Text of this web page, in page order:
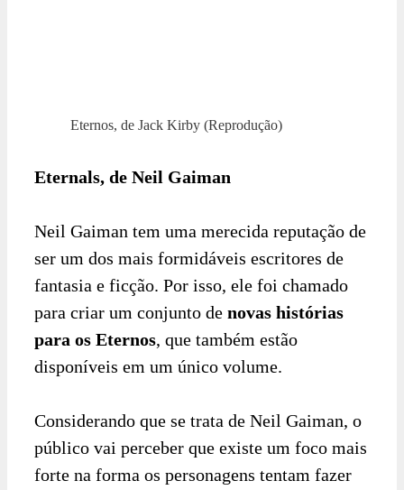
Eternos, de Jack Kirby (Reprodução)
Eternals, de Neil Gaiman
Neil Gaiman tem uma merecida reputação de
ser um dos mais formidáveis escritores de
fantasia e ficção. Por isso, ele foi chamado
para criar um conjunto de novas histórias
para os Eternos, que também estão
disponíveis em um único volume.
Considerando que se trata de Neil Gaiman, o
público vai perceber que existe um foco mais
forte na forma os personagens tentam fazer